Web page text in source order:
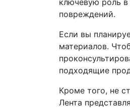
повреждений.
Если вы
материалов.
подходящие
Кроме того, не
Лента